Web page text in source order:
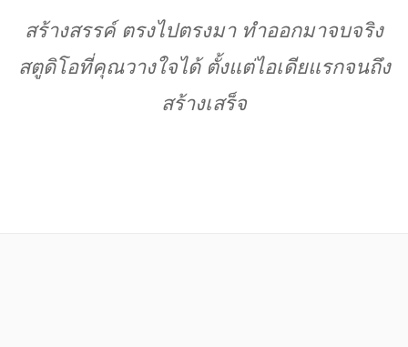
สร้างสรรค์ ตรงไปตรงมา ทำออกมาจบจริง
สตูดิโอที่คุณวางใจได้ ตั้งแต่ไอเดียแรกจนถึง
สร้างเสร็จ